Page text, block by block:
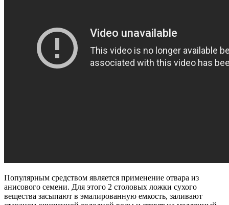
Популярным средством является применение отвара из
анисового семени. Для этого 2 столовых ложки сухого
вещества засыпают в эмалированную емкость, заливают